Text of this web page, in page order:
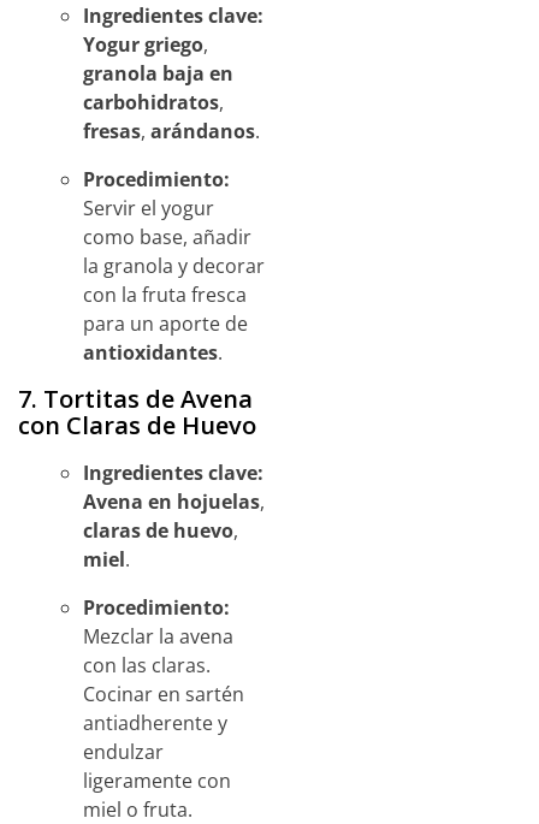
Ingredientes clave:
Yogur griego,
granola baja en
carbohidratos,
fresas,arándanos.
Procedimiento:
Servir el yogur
como base, añadir
la granola y decorar
con la fruta fresca
para un aporte de
antioxidantes.
7. Tortitas de Avena
con Claras de Huevo
Ingredientes clave:
Avena en hojuelas,
claras de huevo,
miel.
Procedimiento:
Mezclar la avena
con las claras.
Cocinar en sartén
antiadherente y
endulzar
ligeramente con
miel o fruta.